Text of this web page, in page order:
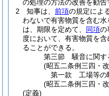
の処理の方法の改善を勧告
2
知事は、 前項の規定によ
わないで有害物質を含む
は、期限を定めて、 同項の
度において、有害物質を
ることができる。
第三節
騒音に関す
(昭五二条例三四・
第一款
工場等の
(昭五二条例三四・
(定義)